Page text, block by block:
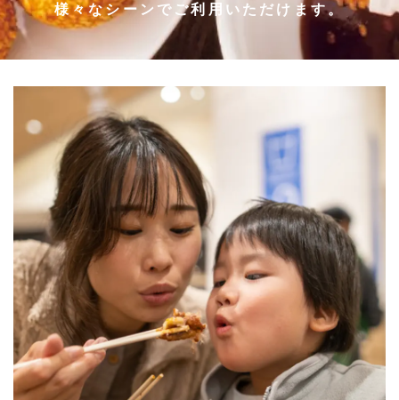
様々なシーンでご利用いただけます。